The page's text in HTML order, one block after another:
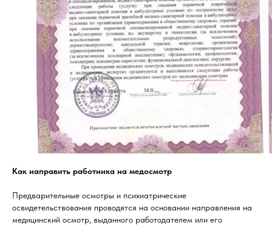
Как направить работника на медосмотр
Предварительные осмотры и психиатрические
освидетельствования проводятся на основании направления на
медицинский осмотр, выданного работодателем или его